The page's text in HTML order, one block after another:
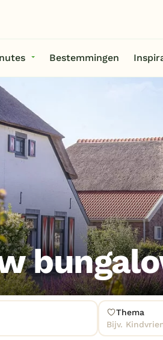
Bestemmingen
Thema
Bijv.